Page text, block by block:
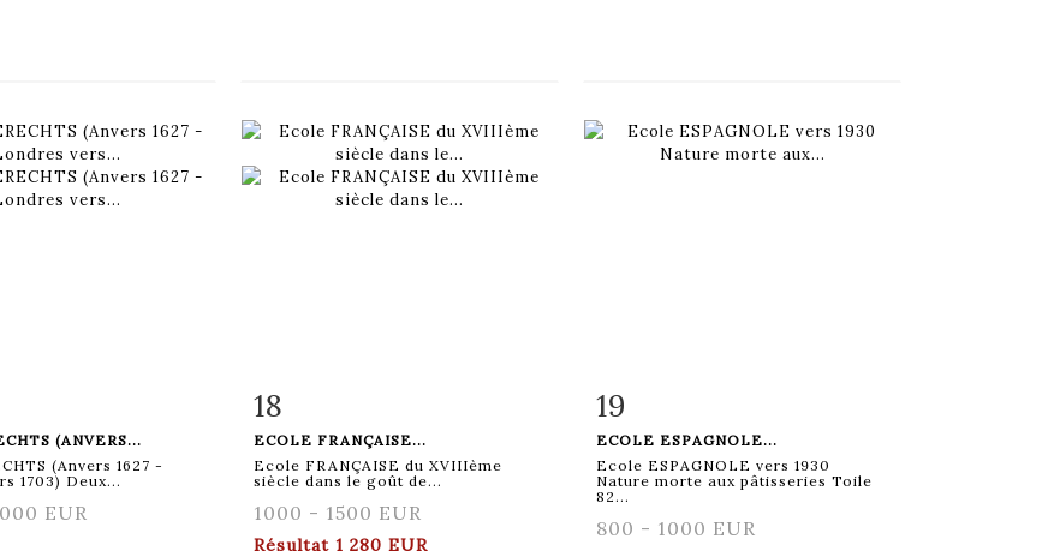
(ANVERS...
(Anvers 1627 -
1703) Deux...
EUR
Fiche détaillée
18
ECOLE FRANÇAISE...
Ecole FRANÇAISE du XVIIIème
siècle dans le goût de...
1000 - 1500 EUR
Résultat 1 280 EUR
Fiche détaillée
19
ECOLE ESPAGNOLE...
Ecole ESPAGNOLE vers 1930
Nature morte aux pâtisseries Toile
82...
800 - 1000 EUR